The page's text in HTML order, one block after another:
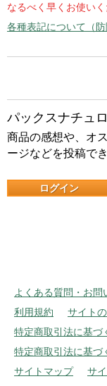
なるべく早くお使いく
各種表記について（
パックスナチュ
商品の感想や、オ
ージなどを投稿でき
ログイン
よくある質問・お問
利用規約
サイト
特定商取引法に基づ
特定商取引法に基づ
サイトマップ
サ